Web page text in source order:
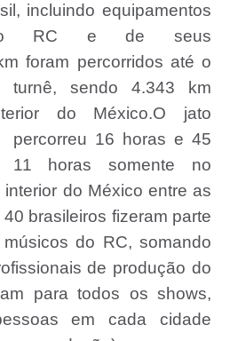
incluindo equipamentos
do RC e de seus
foram percorridos até o
turnê, sendo 4.343 km
do México.O jato
percorreu 16 horas e 45
11 horas somente no
do México entre as
brasileiros fizeram parte
do RC, somando
de produção do
para todos os shows,
em cada cidade